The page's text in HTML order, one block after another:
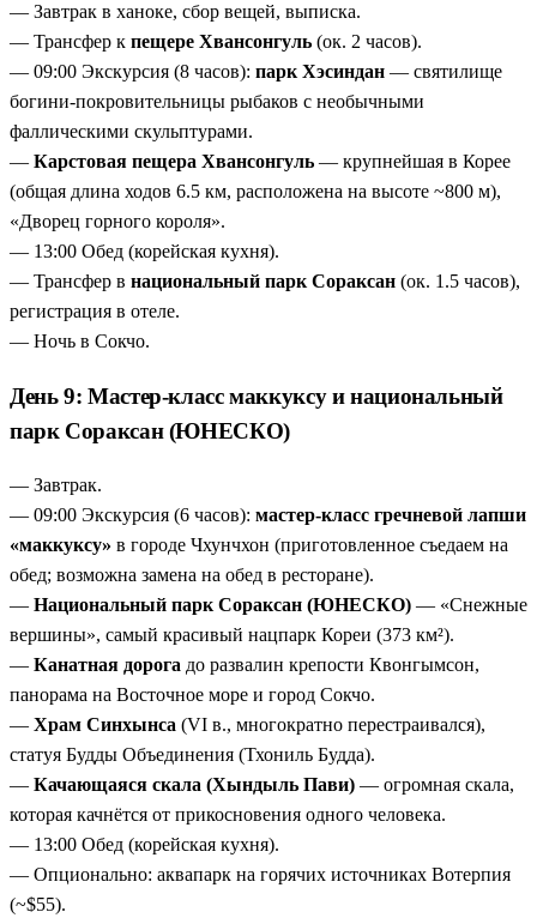
— Завтрак в ханоке, сбор вещей, выписка.
— Трансфер к пещере Хвансонгуль (ок. 2 часов).
— 09:00 Экскурсия (8 часов): парк Хэсиндан — святилище
богини-покровительницы рыбаков с необычными
фаллическими скульптурами.
— Карстовая пещера Хвансонгуль — крупнейшая в Корее
(общая длина ходов 6.5 км, расположена на высоте ~800 м),
«Дворец горного короля».
— 13:00 Обед (корейская кухня).
— Трансфер в национальный парк Сораксан (ок. 1.5 часов),
регистрация в отеле.
— Ночь в Сокчо.
День 9: Мастер-класс маккуксу и национальный
парк Сораксан (ЮНЕСКО)
— Завтрак.
— 09:00 Экскурсия (6 часов): мастер-класс гречневой лапши
«маккуксу» в городе Чхунчхон (приготовленное съедаем на
обед; возможна замена на обед в ресторане).
— Национальный парк Сораксан (ЮНЕСКО) — «Снежные
вершины», самый красивый нацпарк Кореи (373 км²).
— Канатная дорога до развалин крепости Квонгымсон,
панорама на Восточное море и город Сокчо.
— Храм Синхынса (VI в., многократно перестраивался),
статуя Будды Объединения (Тхониль Будда).
— Качающаяся скала (Хындыль Пави) — огромная скала,
которая качнётся от прикосновения одного человека.
— 13:00 Обед (корейская кухня).
— Опционально: аквапарк на горячих источниках Вотерпия
(~$55).